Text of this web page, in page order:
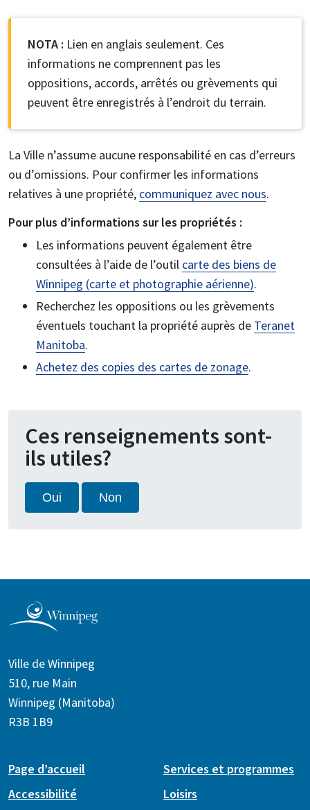
NOTA : Lien en anglais seulement. Ces
informations ne comprennent pas les
oppositions, accords, arrêtés ou grèvements qui
peuvent être enregistrés à l’endroit du terrain.
La Ville n’assume aucune responsabilité en cas d’erreurs
ou d’omissions. Pour confirmer les informations
relatives à une propriété, communiquez avec nous.
Pour plus d’informations sur les propriétés :
Les informations peuvent également être
consultées à l’aide de l’outil carte des biens de
Winnipeg (carte et photographie aérienne).
Recherchez les oppositions ou les grèvements
éventuels touchant la propriété auprès de Teranet
Manitoba.
Achetez des copies des cartes de zonage.
Ces renseignements sont-
ils utiles?
Oui Non
Ville de Winnipeg
510, rue Main
Winnipeg (Manitoba)
R3B 1B9
Page d’accueil
Accessibilité
Services et programmes
Loisirs